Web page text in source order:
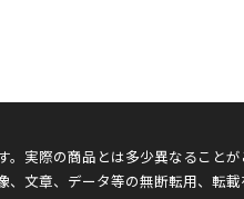
実際の商品とは多少異なることが
文章、データ等の無断転用、転載